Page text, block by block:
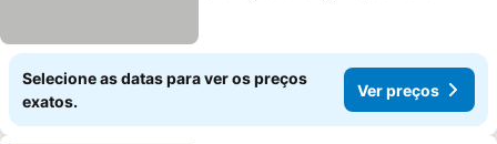
Selecione as datas para ver os preços
exatos.
Ver preços